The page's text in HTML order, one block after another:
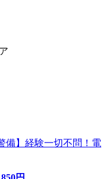
備】経験一切不問！電